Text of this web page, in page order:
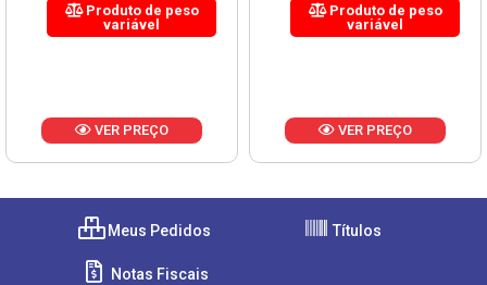
Produto de peso
variável
VER PREÇO
Produto de peso
variável
VER PREÇO
Meus Pedidos Títulos
Notas Fiscais